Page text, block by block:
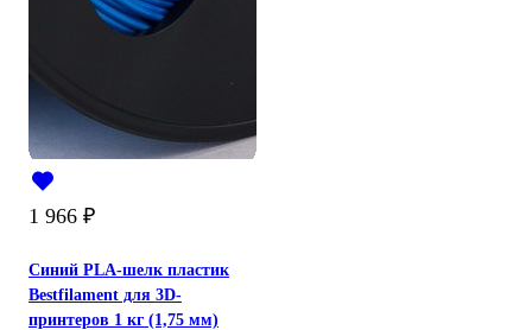
1 966 ₽
Синий PLA-шелк пластик
Bestfilament для 3D-
принтеров 1 кг (1,75 мм)